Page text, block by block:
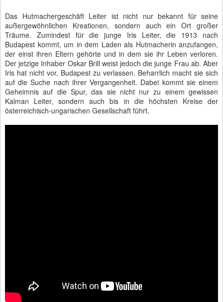
Das Hutmachergeschäft Leiter ist nicht nur bekannt für seine
außergewöhnlichen Kreationen, sondern auch ein Ort großer
Träume. Zumindest für die junge Iris Leiter, die 1913 nach
Budapest kommt, um in dem Laden als Hutmacherin anzufangen,
der einst ihren Eltern gehörte und in dem sie ihr Leben verloren.
Der jetzige Inhaber Oskar Brill weist jedoch die junge Frau ab. Aber
Iris hat nicht vor, Budapest zu verlassen. Beharrlich macht sie sich
auf die Suche nach ihrer Vergangenheit. Dabei kommt sie einem
Geheimnis auf die Spur, das sie nicht nur zu einem gewissen
Kalman Leiter, sondern auch bis in die höchsten Kreise der
österreichisch-ungarischen Gesellschaft führt.